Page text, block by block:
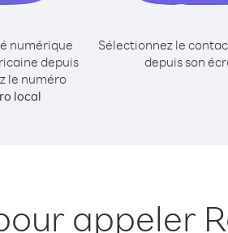
numérique
depuis
le numéro
local
Sélectionnez le
depuis son
appeler